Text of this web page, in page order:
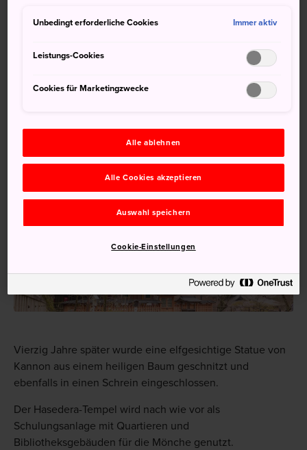
Japan erreichte. Er beherbergt eine Kupfertafel, auf der
Vierzig Jahre später wurde eine elfgesichtige Statue von
Kannon aus einem heiligen Baum geschnitzt und
ebenfalls in einen Schrein eingeschlossen.
Der Hasedera-Tempel wird nach wie vor als
Schulungsanlage mit Quartieren und
Bibliotheksgebäuden für die Mönche genutzt.
Unbedingt erforderliche Cookies Immer aktiv
Leistungs-Cookies
Cookies für Marketingzwecke
Alle ablehnen
Alle Cookies akzeptieren
Auswahl speichern
Cookie-Einstellungen